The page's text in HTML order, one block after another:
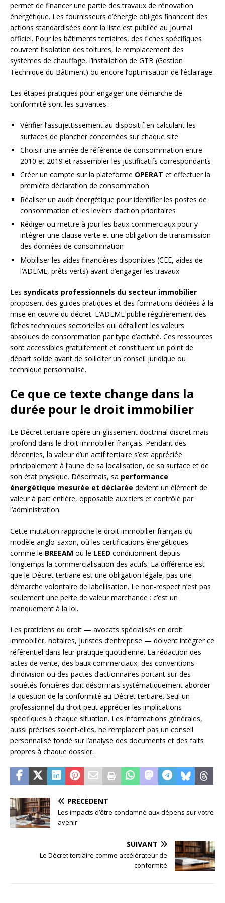
permet de financer une partie des travaux de rénovation
énergétique. Les fournisseurs d’énergie obligés financent des
actions standardisées dont la liste est publiée au Journal
officiel. Pour les bâtiments tertiaires, des fiches spécifiques
couvrent l’isolation des toitures, le remplacement des
systèmes de chauffage, l’installation de GTB (Gestion
Technique du Bâtiment) ou encore l’optimisation de l’éclairage.
Les étapes pratiques pour engager une démarche de
conformité sont les suivantes :
Vérifier l’assujettissement au dispositif en calculant les
surfaces de plancher concernées sur chaque site
Choisir une année de référence de consommation entre
2010 et 2019 et rassembler les justificatifs correspondants
Créer un compte sur la plateforme OPERAT et effectuer la
première déclaration de consommation
Réaliser un audit énergétique pour identifier les postes de
consommation et les leviers d’action prioritaires
Rédiger ou mettre à jour les baux commerciaux pour y
intégrer une clause verte et une obligation de transmission
des données de consommation
Mobiliser les aides financières disponibles (CEE, aides de
l’ADEME, prêts verts) avant d’engager les travaux
Les syndicats professionnels du secteur immobilier
proposent des guides pratiques et des formations dédiées à la
mise en œuvre du décret. L’ADEME publie régulièrement des
fiches techniques sectorielles qui détaillent les valeurs
absolues de consommation par type d’activité. Ces ressources
sont accessibles gratuitement et constituent un point de
départ solide avant de solliciter un conseil juridique ou
technique personnalisé.
Ce que ce texte change dans la
durée pour le droit immobilier
Le Décret tertiaire opère un glissement doctrinal discret mais
profond dans le droit immobilier français. Pendant des
décennies, la valeur d’un actif tertiaire s’est appréciée
principalement à l’aune de sa localisation, de sa surface et de
son état physique. Désormais, sa performance
énergétique mesurée et déclarée devient un élément de
valeur à part entière, opposable aux tiers et contrôlé par
l’administration.
Cette mutation rapproche le droit immobilier français du
modèle anglo-saxon, où les certifications énergétiques
comme le BREEAM ou le LEED conditionnent depuis
longtemps la commercialisation des actifs. La différence est
que le Décret tertiaire est une obligation légale, pas une
démarche volontaire de labellisation. Le non-respect n’est pas
seulement une perte de valeur marchande : c’est un
manquement à la loi.
Les praticiens du droit — avocats spécialisés en droit
immobilier, notaires, juristes d’entreprise — doivent intégrer ce
référentiel dans leur pratique quotidienne. La rédaction des
actes de vente, des baux commerciaux, des conventions
d’indivision ou des pactes d’actionnaires portant sur des
sociétés foncières doit désormais systématiquement aborder
la question de la conformité au Décret tertiaire. Seul un
professionnel du droit peut apprécier les implications
spécifiques à chaque situation. Les informations générales,
aussi précises soient-elles, ne remplacent pas un conseil
personnalisé fondé sur l’analyse des documents et des faits
propres à chaque dossier.
PRÉCÉDENT
Les impacts d’être condamné aux dépens sur votre
avenir
SUIVANT
Le Décret tertiaire comme accélérateur de
conformité